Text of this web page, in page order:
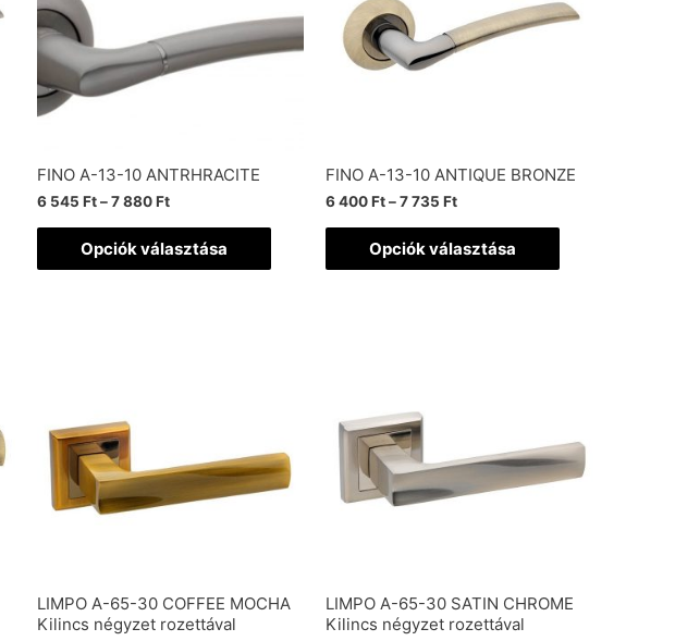
FINO A-13-10 ANTRHRACITE
6 545 Ft–7 880Ft
Opciók választása
FINO A-13-10 ANTIQUE BRONZE
6 400Ft–7 735Ft
Opciók választása
LIMPO A-65-30 COFFEE MOCHA
Kilincs négyzet rozettával
LIMPO A-65-30 SATIN CHROME
Kilincs négyzet rozettával